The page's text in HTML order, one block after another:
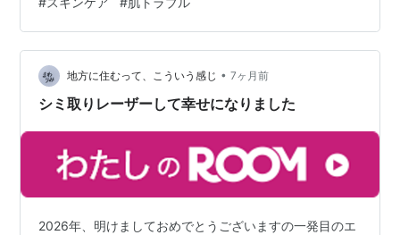
ロガーのミチオです(^_-)-☆ シミやくすみ、肝斑、毛穴な
どの肌悩みに対して 美容医療の中でも注目を集めている
のがピコレーザー治療です。 表参道メディカルクリニッ
クでは、先進的な レーザー機器を活用し、一人ひとりの
肌状態に合わせ…
地方に住むって、こういう感じ • 7ヶ月前
シミ取りレーザーして幸せになりました
2026年、明けましておめでとうございますの一発目のエ